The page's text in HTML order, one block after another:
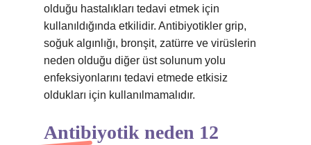
olduğu hastalıkları tedavi etmek için
kullanıldığında etkilidir. Antibiyotikler grip,
soğuk algınlığı, bronşit, zatürre ve virüslerin
neden olduğu diğer üst solunum yolu
enfeksiyonlarını tedavi etmede etkisiz
oldukları için kullanılmamalıdır.
Antibiyotik neden 12